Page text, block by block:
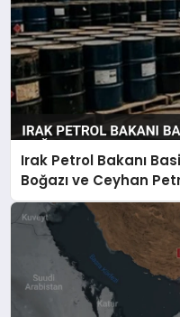
Irak Petrol Bakanı
Boğazı ve Ceyhan